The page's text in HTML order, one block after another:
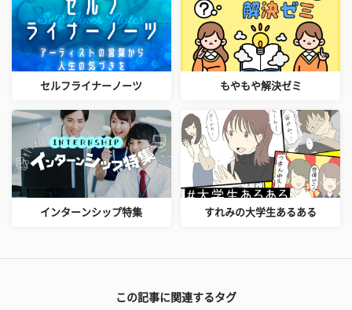
セルフライナーノーツ もやもや解決ゼミ
インターンシップ特集 すれみの大学生あるある
この記事に関連するタグ